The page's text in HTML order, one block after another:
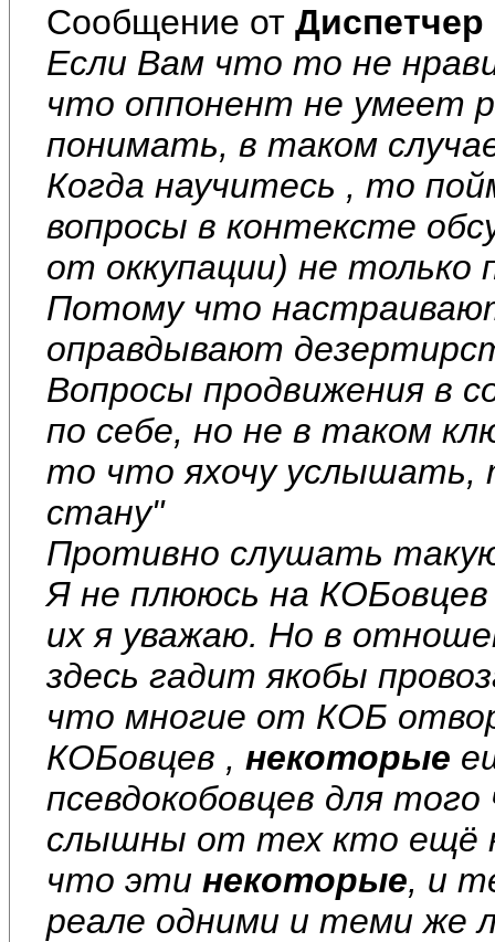
Сообщение от Диспетчер
Если Вам что то не
что оппонент не умеет
понимать, в таком
Когда научитесь , то
вопросы в контексте
от оккупации) не
Потому что
оправдывают
Вопросы продвижения в
по себе, но не в таком
то что яхочу услышать,
стану"
Противно слушать
Я не плююсь на
их я уважаю. Но в
здесь гадит якобы
что многие от КОБ
КОБовцев , некоторые
псевдокобовцев для
слышны от тех кто ещё
что эти некоторые, и
реале одними и теми же